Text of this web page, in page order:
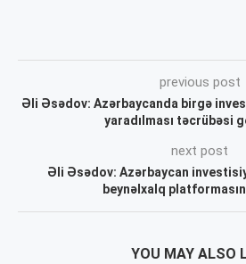
previous post
Əli Əsədov: Azərbaycanda birgə
yaradılması təcrübəsi
next post
Əli Əsədov: Azərbaycan
beynəlxalq
YOU MAY ALSO